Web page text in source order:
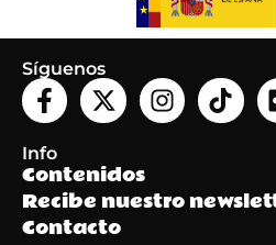
Síguenos
Info
Contenidos
Recibe nuestro
Contacto